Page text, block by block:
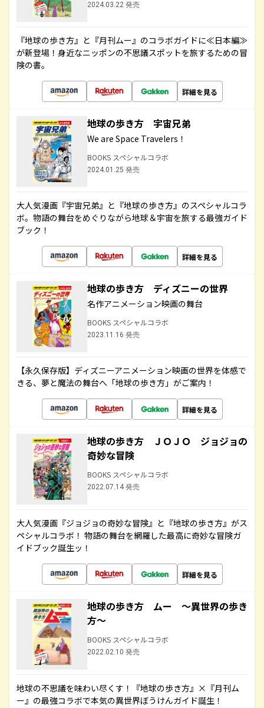
2024.03.22 発売
『地球の歩き方』と『月刊ムー』のコラボガイドに≪日本編≫
が新登場！身近なニッポンの不思議スポットを旅するための冒
険の書。
詳細を見る
地球の歩き方 宇宙兄弟
We are Space Travelers！
BOOKS スペシャルコラボ
2024.01.25 発売
大人気漫画『宇宙兄弟』と『地球の歩き方』のスペシャルコラ
ボ。物語の舞台をめぐりながら地球＆宇宙を旅する最強ガイド
ブック！
詳細を見る
地球の歩き方 ディズニーの世界
名作アニメーション映画の舞台
BOOKS スペシャルコラボ
2023.11.16 発売
【永久保存版】ディズニーアニメーション映画の世界を体感で
きる、夢と魔法の舞台へ「地球の歩き方」がご案内！
詳細を見る
地球の歩き方 ＪＯＪＯ ジョジョの
奇妙な冒険
BOOKS スペシャルコラボ
2022.07.14 発売
大人気漫画『ジョジョの奇妙な冒険』と『地球の歩き方』がス
ペシャルコラボ！ 物語の舞台を網羅した最高に奇妙な冒険ガ
イドブック誕生ッ！
詳細を見る
地球の歩き方 ムー ～異世界の歩き
方～
BOOKS スペシャルコラボ
2022.02.10 発売
地球の不思議を味わい尽くす！『地球の歩き方』×『月刊ム
ー』の最強コラボで本気の異世界ぼうけんガイド誕生！